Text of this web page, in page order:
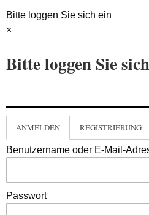
Bitte loggen Sie sich ein
×
Bitte loggen Sie
ANMELDEN REGISTRIERUNG
Benutzername oder E-Mail-
Passwort